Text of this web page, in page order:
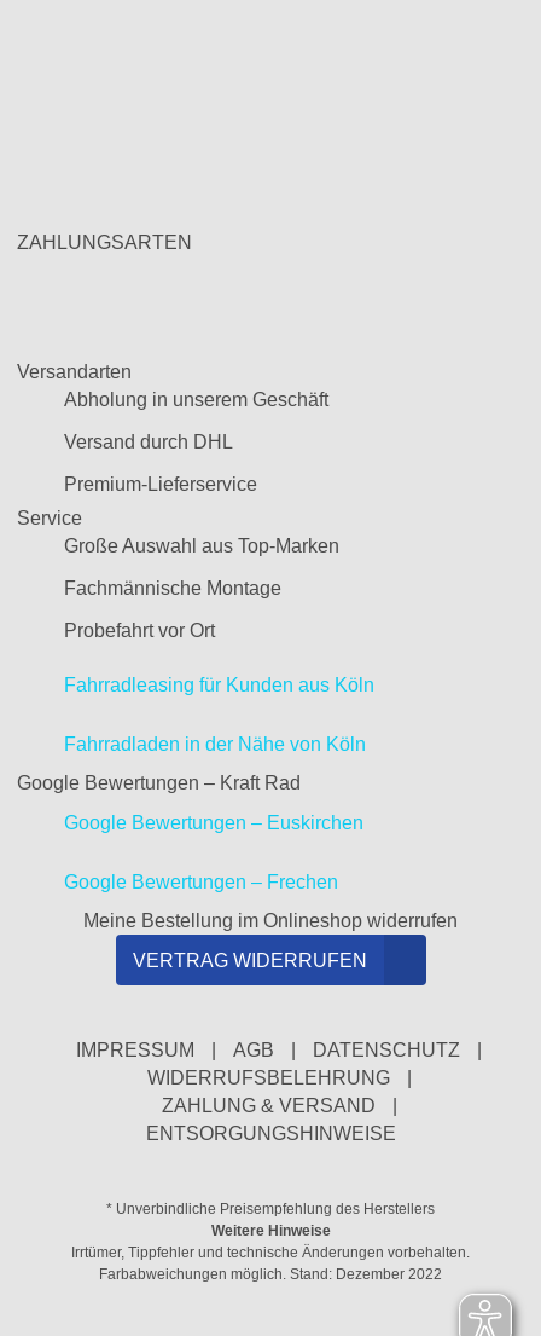
ZAHLUNGSARTEN
Versandarten
Abholung in unserem Geschäft
Versand durch DHL
Premium-Lieferservice
Service
Große Auswahl aus Top-Marken
Fachmännische Montage
Probefahrt vor Ort
Fahrradleasing für Kunden aus Köln
Fahrradladen in der Nähe von Köln
Google Bewertungen – Kraft Rad
Google Bewertungen – Euskirchen
Google Bewertungen – Frechen
Meine Bestellung im Onlineshop widerrufen
VERTRAG WIDERRUFEN
IMPRESSUM AGB DATENSCHUTZ
WIDERRUFSBELEHRUNG
ZAHLUNG & VERSAND
ENTSORGUNGSHINWEISE
* Unverbindliche Preisempfehlung des Herstellers
Weitere Hinweise
Irrtümer, Tippfehler und technische Änderungen vorbehalten.
Farbabweichungen möglich. Stand: Dezember 2022